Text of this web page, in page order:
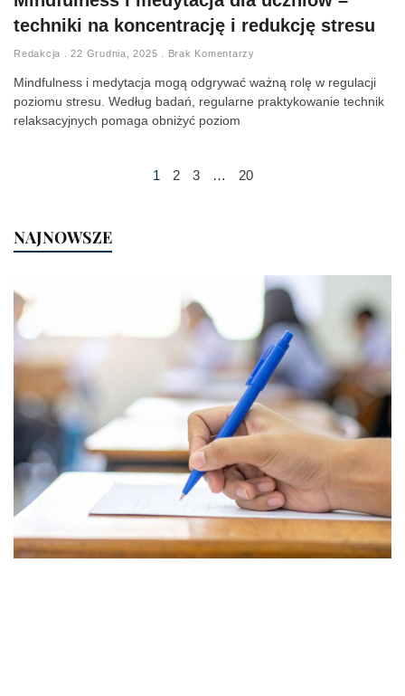
techniki na koncentrację i redukcję stresu
Redakcja 22 Grudnia, 2025 Brak Komentarzy
Mindfulness i medytacja mogą odgrywać ważną rolę w regulacji
poziomu stresu. Według badań, regularne praktykowanie technik
relaksacyjnych pomaga obniżyć poziom
1 2 3 … 20
NAJNOWSZE